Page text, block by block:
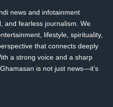
news and infotainment
and fearless journalism. We
lifestyle, spirituality,
that connects deeply
a strong voice and a sharp
is not just news—it’s